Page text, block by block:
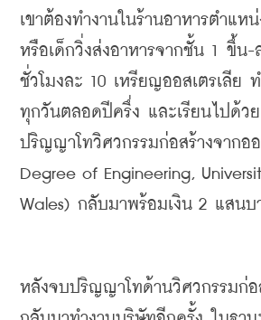
เขาต้องทำงานในร้านอาหารตำแห
หรือเด็กวิ่งส่งอาหารจากชั้น 1 ขึ้น-
ชั่วโมงละ 10 เหรียญออสเตรเลีย
ทุกวันตลอดปีครึ่ง และเรียนไปด้วย
ปริญญาโทวิศวกรรมก่อสร้างจากออ
Degree of Engineering,
Wales) กลับมาพร้อมเงิน 2 แสนบ
หลังจบปริญญาโทด้านวิศวกรรมก่อ